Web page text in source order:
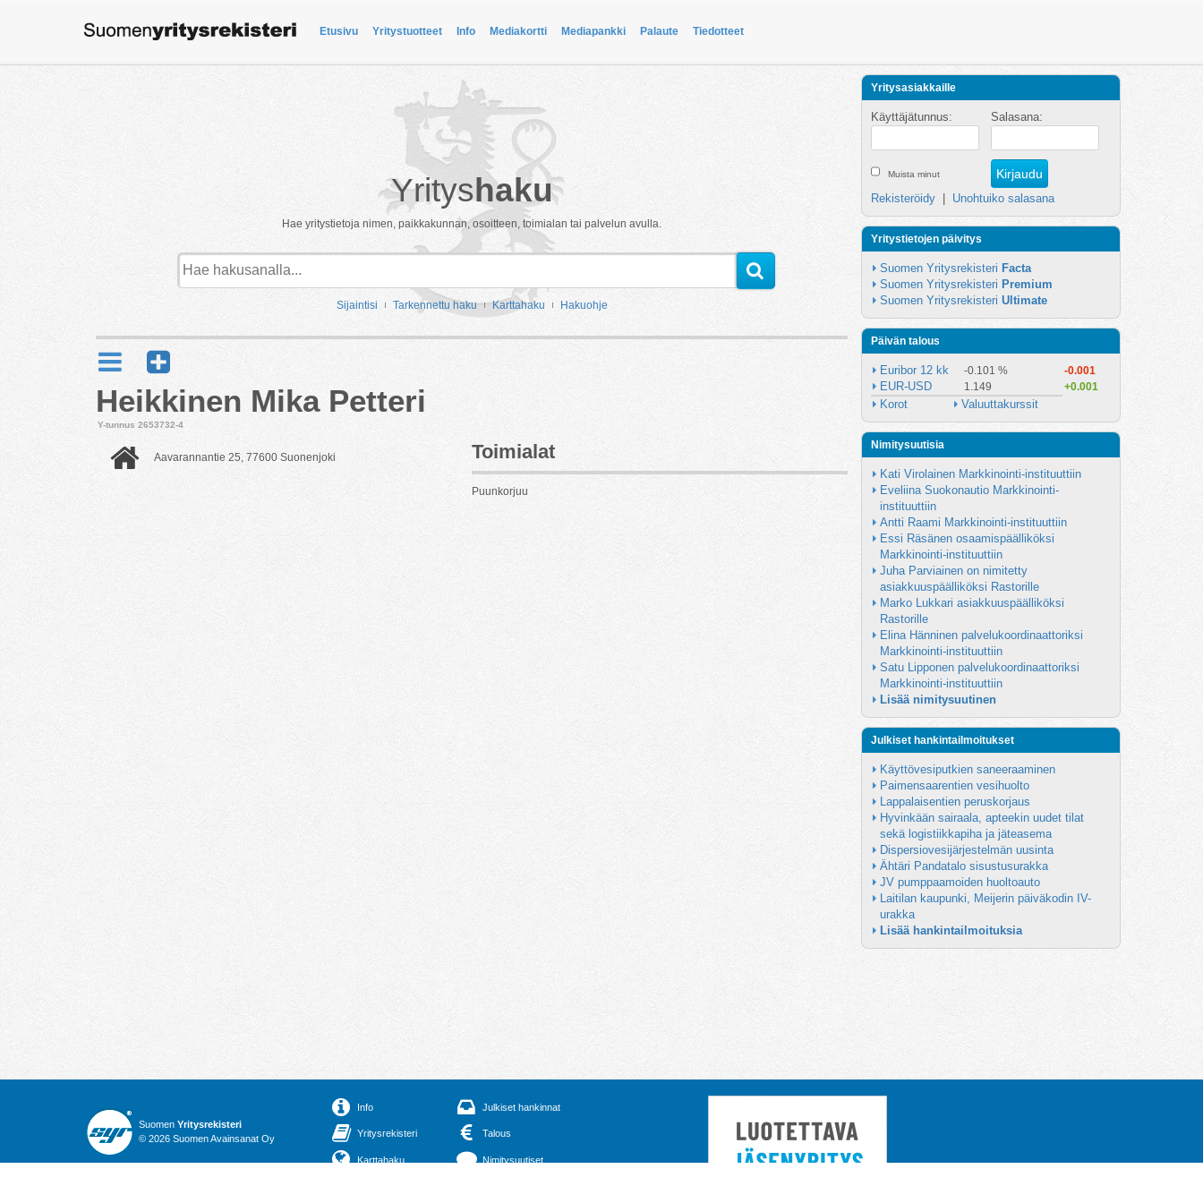
Etusivu Yritystuotteet Info Mediakortti Mediapankki Palaute Tiedotteet
Yrityshaku
Hae yritystietoja nimen, paikkakunnan, osoitteen, toimialan tai palvelun avulla.
Sijaintisi Tarkennettu haku Karttahaku Hakuohje
Heikkinen Mika Petteri
Y-tunnus 2653732-4
Aavarannantie 25, 77600 Suonenjoki Toimialat
Puunkorjuu
Yritysasiakkaille
Käyttäjätunnus: Salasana:
Muista minut
Rekisteröidy Unohtuiko salasana
Yritystietojen päivitys
Suomen Yritysrekisteri Facta
Suomen Yritysrekisteri Premium
Suomen Yritysrekisteri Ultimate
Päivän talous
Euribor 12 kk -0.101 % -0.001
EUR-USD 1.149 +0.001
Korot Valuuttakurssit
Nimitysuutisia
Kati Virolainen Markkinointi-instituuttiin
Eveliina Suokonautio Markkinointi-
instituuttiin
Antti Raami Markkinointi-instituuttiin
Essi Räsänen osaamispäälliköksi
Markkinointi-instituuttiin
Juha Parviainen on nimitetty
asiakkuuspäälliköksi Rastorille
Marko Lukkari asiakkuuspäälliköksi
Rastorille
Elina Hänninen palvelukoordinaattoriksi
Markkinointi-instituuttiin
Satu Lipponen palvelukoordinaattoriksi
Markkinointi-instituuttiin
Lisää nimitysuutinen
Julkiset hankintailmoitukset
Käyttövesiputkien saneeraaminen
Paimensaarentien vesihuolto
Lappalaisentien peruskorjaus
Hyvinkään sairaala, apteekin uudet tilat
sekä logistiikkapiha ja jäteasema
Dispersiovesijärjestelmän uusinta
Ähtäri Pandatalo sisustusurakka
JV pumppaamoiden huoltoauto
Laitilan kaupunki, Meijerin päiväkodin IV-
urakka
Lisää hankintailmoituksia
Suomen Yritysrekisteri
© 2026 Suomen Avainsanat Oy
Info
Yritysrekisteri
Karttahaku
Julkiset hankinnat
Talous
Nimitysuutiset